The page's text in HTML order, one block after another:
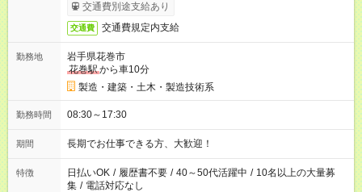
交通費別途支給あり
交通費 交通費規定内支給
勤務地
岩手県花巻市
花巻駅から車10分
製造・建築・土木・製造技術系
勤務時間 08:30～17:30
期間 長期でお仕事できる方、大歓迎！
特徴 日払いOK / 履歴書不要 / 40～50代活躍中 / 10名以上の大量募
集 / 電話対応なし